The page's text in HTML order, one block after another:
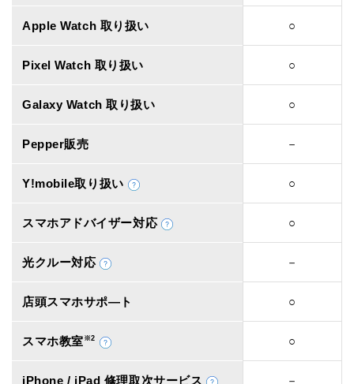
Apple Watch 取り扱い ○
Pixel Watch 取り扱い ○
Galaxy Watch 取り扱い ○
Pepper販売 －
Y!mobile取り扱い ○
スマホアドバイザー対応 ○
光クルー対応 －
店頭スマホサポ―ト ○
スマホ教室 ※2 ○
iPhone / iPad 修理取次サービス －